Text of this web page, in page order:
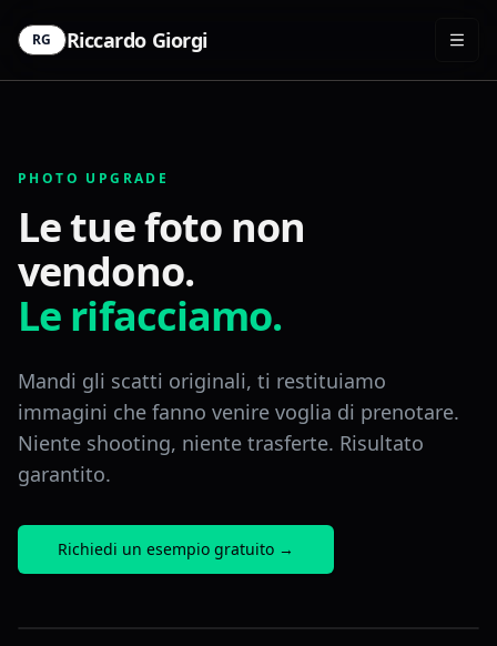
RG Riccardo Giorgi
PHOTO UPGRADE
Le tue foto non
vendono.
Le rifacciamo.
Mandi gli scatti originali, ti restituiamo
immagini che fanno venire voglia di prenotare.
Niente shooting, niente trasferte. Risultato
garantito.
Richiedi un esempio gratuito →